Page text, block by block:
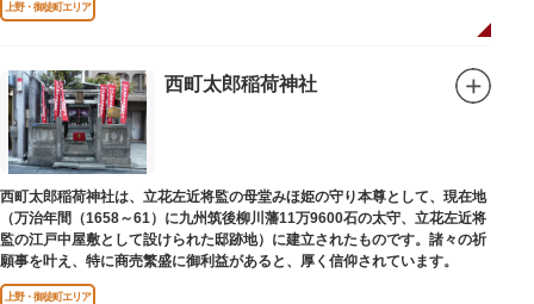
上野・御徒町エリア
西町太郎稲荷神社
西町太郎稲荷神社は、立花左近将監の母堂みほ姫の守り本尊として、現在地
（万治年間（1658～61）に九州筑後柳川藩11万9600石の太守、立花左近将
監の江戸中屋敷として設けられた邸跡地）に建立されたものです。諸々の祈
願事を叶え、特に商売繁盛に御利益があると、厚く信仰されています。
上野・御徒町エリア